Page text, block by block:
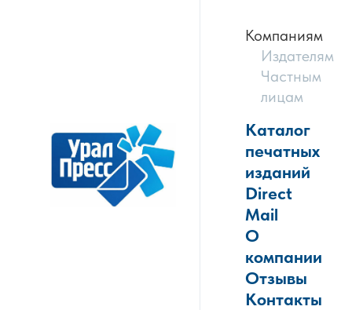
Компаниям
Издателям
Частным
лицам
Каталог
печатных
изданий
Direct
Mail
О
компании
Отзывы
Контакты